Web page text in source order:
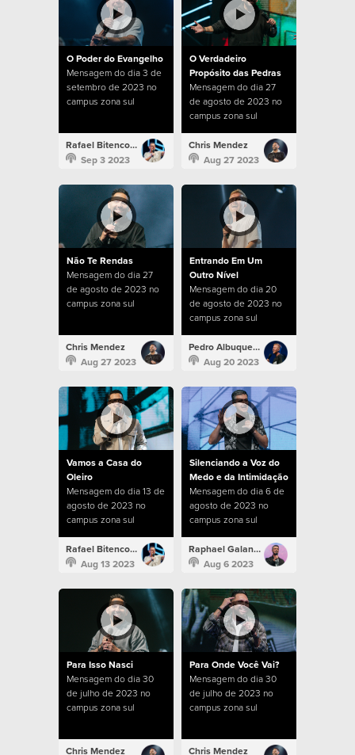
O Poder do Evangelho
Mensagem do dia 3 de
setembro de 2023 no
campus zona sul
Rafael Bitencourt
Sep 3 2023
O Verdadeiro
Propósito das Pedras
Mensagem do dia 27
de agosto de 2023 no
campus zona sul
Chris Mendez
Aug 27 2023
Não Te Rendas
Mensagem do dia 27
de agosto de 2023 no
campus zona sul
Chris Mendez
Aug 27 2023
Entrando Em Um
Outro Nível
Mensagem do dia 20
de agosto de 2023 no
campus zona sul
Pedro Albuquerque
Aug 20 2023
Vamos a Casa do
Oleiro
Mensagem do dia 13 de
agosto de 2023 no
campus zona sul
Rafael Bitencourt
Aug 13 2023
Silenciando a Voz do
Medo e da Intimidação
Mensagem do dia 6 de
agosto de 2023 no
campus zona sul
Raphael Galante
Aug 6 2023
Para Isso Nasci
Mensagem do dia 30
de julho de 2023 no
campus zona sul
Chris Mendez
Para Onde Você Vai?
Mensagem do dia 30
de julho de 2023 no
campus zona sul
Chris Mendez